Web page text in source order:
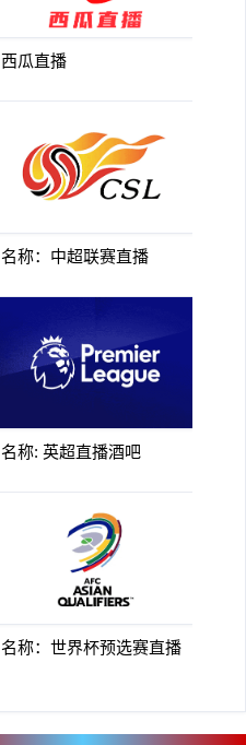
西瓜直播
名称：中超联赛直播
名称: 英超直播酒吧
名称：世界杯预选赛直播